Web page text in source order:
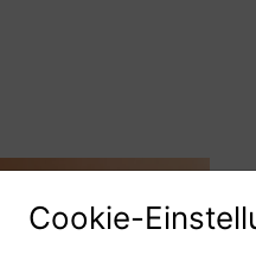
Cookie-